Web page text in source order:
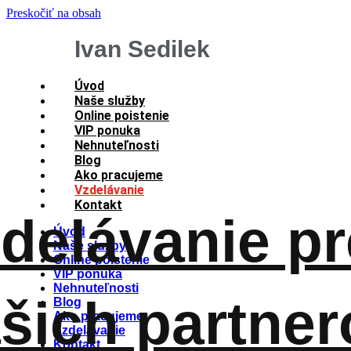
Preskočiť na obsah
Ivan Sedilek
Úvod
Naše služby
Online poistenie
VIP ponuka
Nehnuteľnosti
Blog
Ako pracujeme
Vzdelávanie
Kontakt
Úvod
Naše služby
Online poistenie
VIP ponuka
Nehnuteľnosti
Blog
Ako pracujeme
Vzdelávanie
Kontakt